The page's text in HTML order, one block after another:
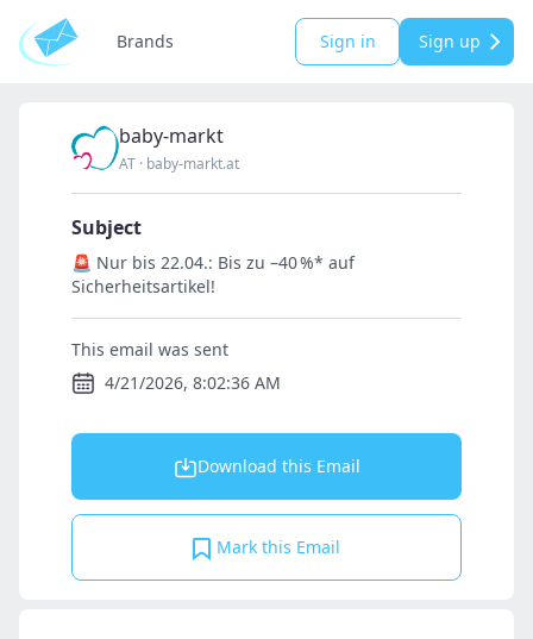
Brands Sign in Sign up
baby-markt
AT · baby-markt.at
Subject
🚨 Nur bis 22.04.: Bis zu –40 %* auf
Sicherheitsartikel!
This email was sent
4/21/2026, 8:02:36 AM
Download this Email
Mark this Email